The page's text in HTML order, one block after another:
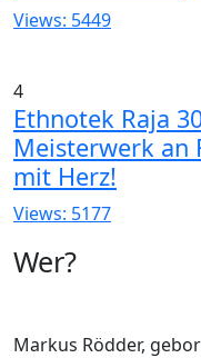
Views: 5449
4
Ethnotek Raja
Meisterwerk an
mit Herz!
Views: 5177
Wer?
Markus Rödder,